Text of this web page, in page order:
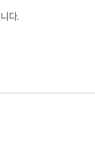
다.
구원